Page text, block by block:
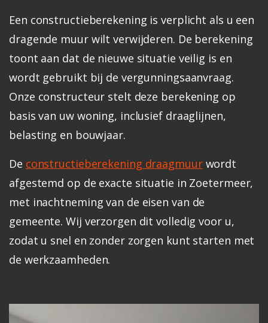
Een constructieberekening is verplicht als u een
dragende muur wilt verwijderen. De berekening
toont aan dat de nieuwe situatie veilig is en
wordt gebruikt bij de vergunningsaanvraag.
Onze constructeur stelt deze berekening op
basis van uw woning, inclusief draaglijnen,
belasting en bouwjaar.
De constructieberekening draagmuurwordt
afgestemd op de exacte situatie in Zoetermeer,
met inachtneming van de eisen van de
gemeente. Wij verzorgen dit volledig voor u,
zodat u snel en zonder zorgen kunt starten met
de werkzaamheden.